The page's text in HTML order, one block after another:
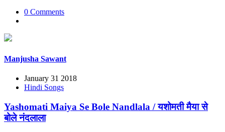
0 Comments
Manjusha Sawant
January 31 2018
Hindi Songs
Yashomati Maiya Se Bole Nandlala / यशोमती मैया से
बोले नंदलाला